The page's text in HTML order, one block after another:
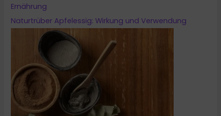
Ernährung
Naturtrüber Apfelessig: Wirkung und Verwendung